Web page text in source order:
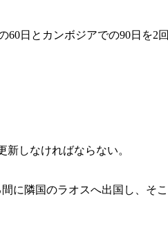
60日とカンボジアでの90日を2回
しなければならない。
に隣国のラオスへ出国し、そこ